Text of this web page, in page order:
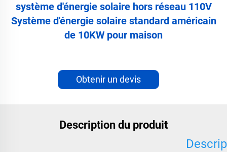
système d'énergie solaire hors réseau 110V
Système d'énergie solaire standard américain
de 10KW pour maison
Obtenir un devis
Description du produit